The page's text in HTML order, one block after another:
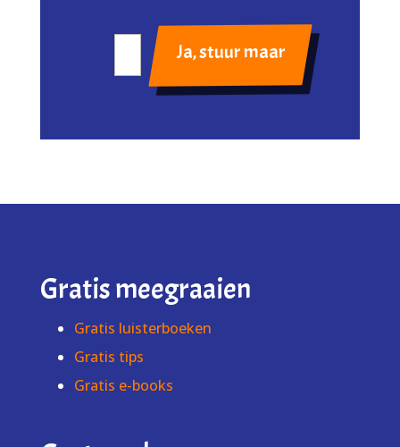
Gratis meegraaien
Gratis luisterboeken
Gratis tips
Gratis e-books